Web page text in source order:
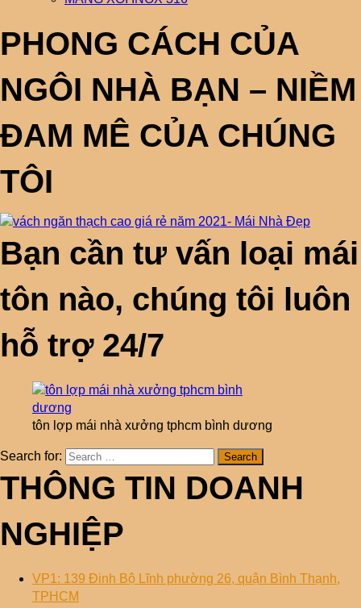
PHONG CÁCH CỦA
NGÔI NHÀ BẠN – NIỀM
ĐAM MÊ CỦA CHÚNG
TÔI
Bạn cần tư vấn loại mái
tôn nào, chúng tôi luôn
hỗ trợ 24/7
tôn lợp mái nhà xưởng tphcm bình dương
Search for:
THÔNG TIN DOANH
NGHIỆP
VP1: 139 Đinh Bộ Lĩnh phường 26, quận Bình Thạnh,
TPHCM